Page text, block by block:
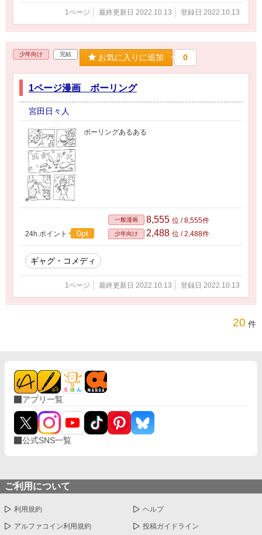
1ページ 最終更新日 2022.10.13 登録日 2022.10.13
少年向け 完結 お気に入りに追加 0
1ページ漫画 ボーリング
宮田日々人
ボーリングあるある
24h.ポイント 0pt
一般漫画 8,555 位 / 8,555件
少年向け 2,488 位 / 2,488件
ギャグ・コメディ
1ページ 最終更新日 2022.10.13 登録日 2022.10.13
20 件
アプリ一覧
公式SNS一覧
ご利用について
利用規約 ヘルプ
アルファコイン利用規約 投稿ガイドライン